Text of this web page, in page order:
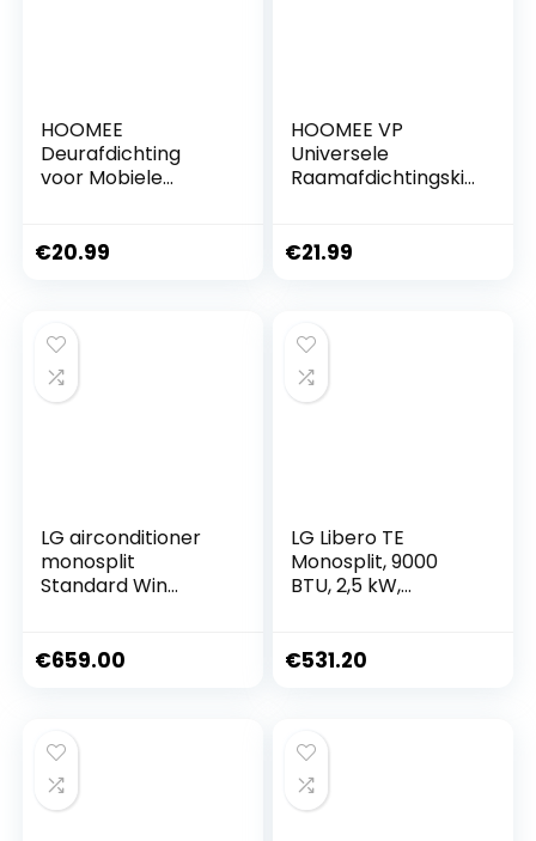
HOOMEE
Deurafdichting
voor Mobiele
€20.99
HOOMEE VP
Universele
Raamafdichtingskit
€21.99
LG airconditioner
monosplit
Standard Win
€659.00
LG Libero TE
Monosplit, 9000
BTU, 2,5 kW,
€531.20